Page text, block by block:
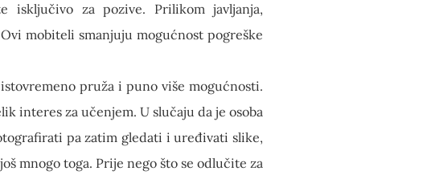
isključivo za pozive. Prilikom javljanja,
mobiteli smanjuju mogućnost pogreške
pruža i puno više mogućnosti.
interes za učenjem. U slučaju da je osoba
pa zatim gledati i uređivati slike,
mnogo toga. Prije nego što se odlučite za